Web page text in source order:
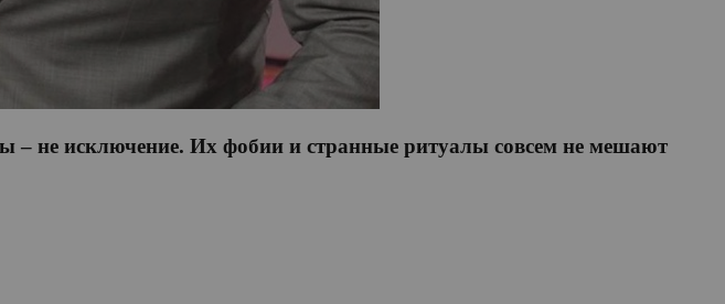
– не исключение. Их фобии и странные ритуалы совсем не мешают